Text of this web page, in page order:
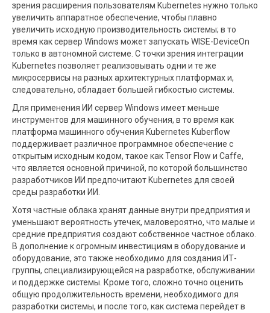
зрения расширения пользователям Kubernetes нужно только
увеличить аппаратное обеспечение, чтобы плавно
увеличить исходную производительность системы; в то
время как сервер Windows может запускать WISE-DeviceOn
только в автономной системе. С точки зрения интеграции
Kubernetes позволяет реализовывать одни и те же
микросервисы на разных архитектурных платформах и,
следовательно, обладает большей гибкостью системы.
Для применения ИИ сервер Windows имеет меньше
инструментов для машинного обучения, в то время как
платформа машинного обучения Kubernetes Kuberflow
поддерживает различное программное обеспечение с
открытым исходным кодом, такое как Tensor Flow и Caffe,
что является основной причиной, по которой большинство
разработчиков ИИ предпочитают Kubernetes для своей
среды разработки ИИ.
Хотя частные облака хранят данные внутри предприятия и
уменьшают вероятность утечек, маловероятно, что малые и
средние предприятия создают собственное частное облако.
В дополнение к огромным инвестициям в оборудование и
оборудование, это также необходимо для создания ИТ-
группы, специализирующейся на разработке, обслуживании
и поддержке системы. Кроме того, сложно точно оценить
общую продолжительность времени, необходимого для
разработки системы, и после того, как система перейдет в